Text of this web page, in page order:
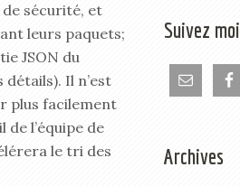
sécurité, et
leurs paquets;
JSON du
détails). Il n’est
plus facilement
l’équipe de
le tri des
Suivez moi
Archives